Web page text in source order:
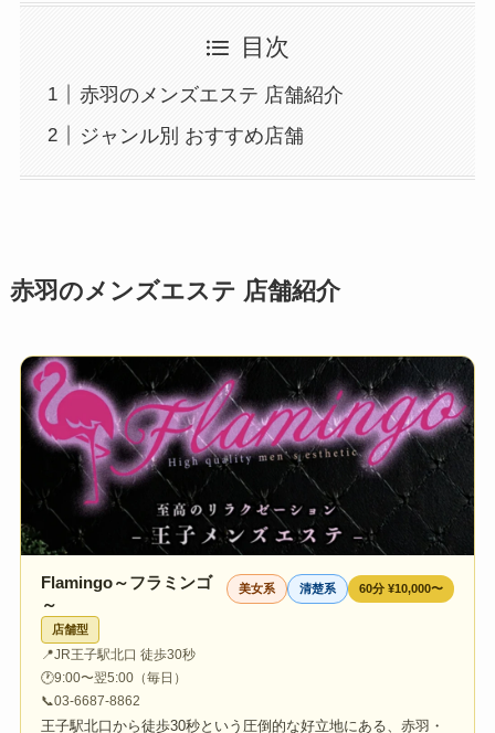
目次
赤羽のメンズエステ 店舗紹介
ジャンル別 おすすめ店舗
赤羽のメンズエステ 店舗紹介
Flamingo～フラミンゴ
～
美女系 清楚系 60分 ¥10,000〜
店舗型
📍JR王子駅北口 徒歩30秒
🕐9:00〜翌5:00（毎日）
📞03-6687-8862
王子駅北口から徒歩30秒という圧倒的な好立地にある、赤羽・